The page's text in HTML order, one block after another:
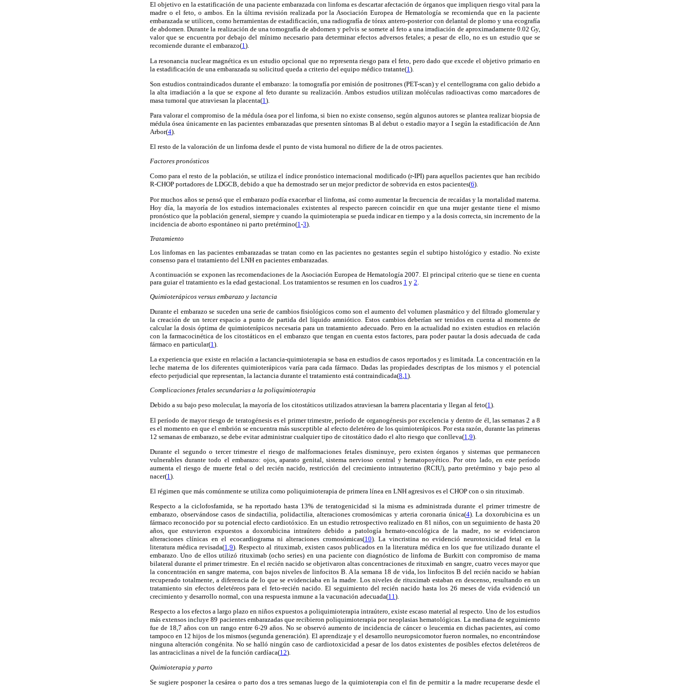
El objetivo en la estatificación de una paciente embarazada con linfoma es descartar afectación de órganos que impliquen riesgo vital para la
madre o el feto, o ambos. En la última revisión realizada por la Asociación Europea de Hematología se recomienda que en la paciente
embarazada se utilicen, como herramientas de estadificación, una radiografía de tórax antero-posterior con delantal de plomo y una ecografía
de abdomen. Durante la realización de una tomografía de abdomen y pelvis se somete al feto a una irradiación de aproximadamente 0.02 Gy,
valor que se encuentra por debajo del mínimo necesario para determinar efectos adversos fetales; a pesar de ello, no es un estudio que se
recomiende durante el embarazo(1).
La resonancia nuclear magnética es un estudio opcional que no representa riesgo para el feto, pero dado que excede el objetivo primario en
la estadificación de una embarazada su solicitud queda a criterio del equipo médico tratante(1 ).
Son estudios contraindicados durante el embarazo: la tomografía por emisión de positrones (PET-scan) y el centellograma con galio debido a
la alta irradiación a la que se expone al feto durante su realización. Ambos estudios utilizan moléculas radioactivas como marcadores de
masa tumoral que atraviesan la placenta(1 ).
Para valorar el compromiso de la médula ósea por el linfoma, si bien no existe consenso, según algunos autores se plantea realizar biopsia de
médula ósea únicamente en las pacientes embarazadas que presenten síntomas B al debut o estadio mayor a I según la estadificación de Ann
Arbor(4).
El resto de la valoración de un linfoma desde el punto de vista humoral no difiere de la de otros pacientes.
Factores pronósticos
Como para el resto de la población, se utiliza el índice pronóstico internacional modificado (r-IPI) para aquellos pacientes que han recibido
R-CHOP portadores de LDGCB, debido a que ha demostrado ser un mejor predictor de sobrevida en estos pacientes(6).
Por muchos años se pensó que el embarazo podía exacerbar el linfoma, así como aumentar la frecuencia de recaídas y la mortalidad materna.
Hoy día, la mayoría de los estudios internacionales existentes al respecto parecen coincidir en que una mujer gestante tiene el mismo
pronóstico que la población general, siempre y cuando la quimioterapia se pueda indicar en tiempo y a la dosis correcta, sin incremento de la
incidencia de aborto espontáneo ni parto pretérmino(1 -3).
Tratamiento
Los linfomas en las pacientes embarazadas se tratan como en las pacientes no gestantes según el subtipo histológico y estadio. No existe
consenso para el tratamiento del LNH en pacientes embarazadas.
A continuación se exponen las recomendaciones de la Asociación Europea de Hematología 2007. El principal criterio que se tiene en cuenta
para guiar el tratamiento es la edad gestacional. Los tratamientos se resumen en los cuadros 1 y 2.
Quimioterápicos versus embarazo y lactancia
Durante el embarazo se suceden una serie de cambios fisiológicos como son el aumento del volumen plasmático y del filtrado glomerular y
la creación de un tercer espacio a punto de partida del líquido amniótico. Estos cambios deberían ser tenidos en cuenta al momento de
calcular la dosis óptima de quimioterápicos necesaria para un tratamiento adecuado. Pero en la actualidad no existen estudios en relación
con la farmacocinética de los citostáticos en el embarazo que tengan en cuenta estos factores, para poder pautar la dosis adecuada de cada
fármaco en particular(1 ).
La experiencia que existe en relación a lactancia-quimioterapia se basa en estudios de casos reportados y es limitada. La concentración en la
leche materna de los diferentes quimioterápicos varía para cada fármaco. Dadas las propiedades descriptas de los mismos y el potencial
efecto perjudicial que representan, la lactancia durante el tratamiento está contraindicada(8,1).
Complicaciones fetales secundarias a la poliquimioterapia
Debido a su bajo peso molecular, la mayoría de los citostáticos utilizados atraviesan la barrera placentaria y llegan al feto(1).
El período de mayor riesgo de teratogénesis es el primer trimestre, período de organogénesis por excelencia y dentro de él, las semanas 2 a 8
es el momento en que el embrión se encuentra más susceptible al efecto deletéreo de los quimioterápicos. Por esta razón, durante las primeras
12 semanas de embarazo, se debe evitar administrar cualquier tipo de citostático dado el alto riesgo que conlleva(1 9).
Durante el segundo o tercer trimestre el riesgo de malformaciones fetales disminuye, pero existen órganos y sistemas que permanecen
vulnerables durante todo el embarazo: ojos, aparato genital, sistema nervioso central y hematopoyético. Por otro lado, en este período
aumenta el riesgo de muerte fetal o del recién nacido, restricción del crecimiento intrauterino (RCIU), parto pretérmino y bajo peso al
nacer(1 ).
El régimen que más comúnmente se utiliza como poliquimioterapia de primera línea en LNH agresivos es el CHOP con o sin rituximab.
Respecto a la ciclofosfamida, se ha reportado hasta 13% de teratogenicidad si la misma es administrada durante el primer trimestre de
embarazo, observándose casos de sindactilia, polidactilia, alteraciones cromosómicas y arteria coronaria única(4). La doxorubicina es un
fármaco reconocido por su potencial efecto cardiotóxico. En un estudio retrospectivo realizado en 81 niños, con un seguimiento de hasta 20
años, que estuvieron expuestos a doxorubicina intraútero debido a patología hemato-oncológica de la madre, no se evidenciaron
alteraciones clínicas en el ecocardiograma ni alteraciones cromosómicas(10). La vincristina no evidenció neurotoxicidad fetal en la
literatura médica revisada(1,9). Respecto al rituximab, existen casos publicados en la literatura médica en los que fue utilizado durante el
embarazo. Uno de ellos utilizó rituximab (ocho series) en una paciente con diagnóstico de linfoma de Burkitt con compromiso de mama
bilateral durante el primer trimestre. En el recién nacido se objetivaron altas concentraciones de rituximab en sangre, cuatro veces mayor que
la concentración en sangre materna, con bajos niveles de linfocitos B. A la semana 18 de vida, los linfocitos B del recién nacido se habían
recuperado totalmente, a diferencia de lo que se evidenciaba en la madre. Los niveles de rituximab estaban en descenso, resultando en un
tratamiento sin efectos deletéreos para el feto-recién nacido. El seguimiento del recién nacido hasta los 26 meses de vida evidenció un
crecimiento y desarrollo normal, con una respuesta inmune a la vacunación adecuada(11).
Respecto a los efectos a largo plazo en niños expuestos a poliquimioterapia intraútero, existe escaso material al respecto. Uno de los estudios
más extensos incluye 89 pacientes embarazadas que recibieron poliquimioterapia por neoplasias hematológicas. La mediana de seguimiento
fue de 18,7 años con un rango entre 6-29 años. No se observó aumento de incidencia de cáncer o leucemia en dichas pacientes, así como
tampoco en 12 hijos de los mismos (segunda generación). El aprendizaje y el desarrollo neuropsicomotor fueron normales, no encontrándose
ninguna alteración congénita. No se halló ningún caso de cardiotoxicidad a pesar de los datos existentes de posibles efectos deletéreos de
las antraciclinas a nivel de la función cardíaca(12).
Quimioterapia y parto
Se sugiere posponer la cesárea o parto dos a tres semanas luego de la quimioterapia con el fin de permitir a la madre recuperarse desde el